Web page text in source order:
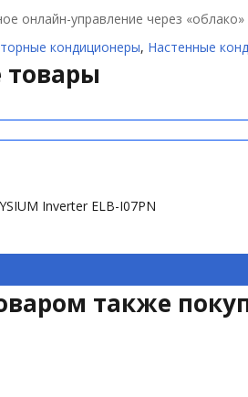
онлайн-управление через «облако»
кондиционеры, Настенные
Inverter ELB-I07PN
также